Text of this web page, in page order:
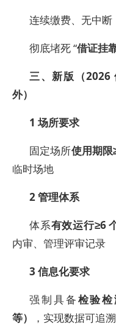
连续缴费、无中断
彻底堵死 “借证挂
三、新版（2026
外）
1 场所要求
固定场所使用期限
临时场地
2管理体系
体系有效运行≥6
内审、管理评审记录
3 信息化要求
强制具备检验
等）
，实现数据可追